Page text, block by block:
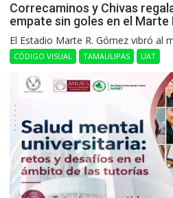
Correcaminos y Chivas
empate sin goles en el Marte
El Estadio Marte R. Gómez vibró al
CÓDIGO VISUAL TAMAULIPAS UAT